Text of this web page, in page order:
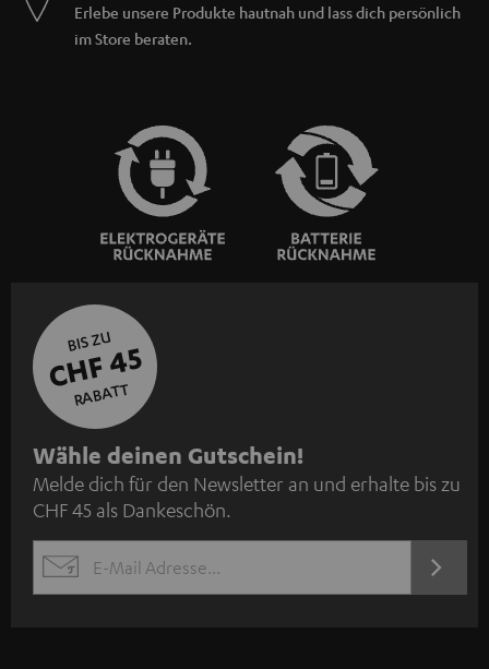
Erlebe unsere Produkte hautnah und lass dich persönlich
im Store beraten.
BIS ZU
CHF 45
RABATT
N
e
w
s
l
Wähle deinen Gutschein!
Melde dich für den Newsletter an und erhalte bis zu
CHF 45 als Dankeschön.
EMAIL
JETZT